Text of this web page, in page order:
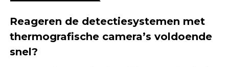
Reageren de detectiesystemen met
thermografische camera’s voldoende
snel?